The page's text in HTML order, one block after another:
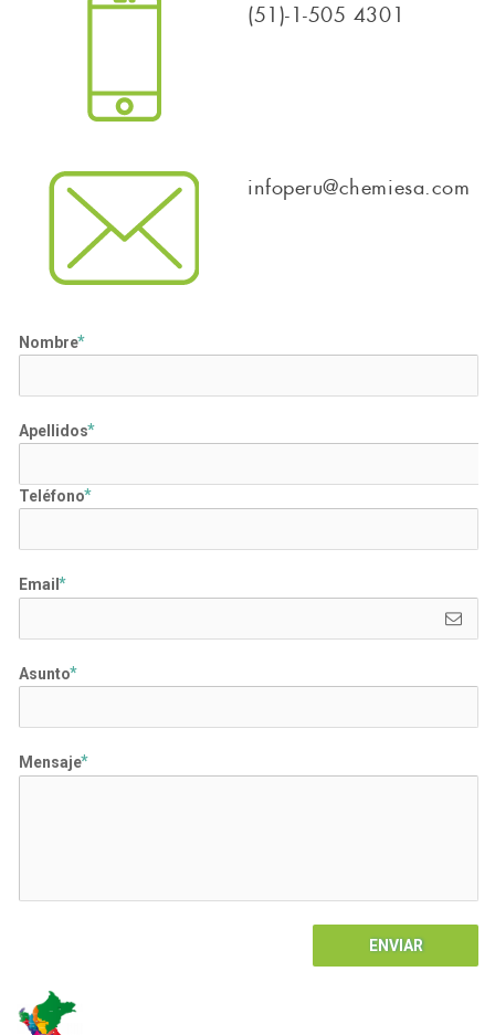
(51)-1-505 4301
infoperu@chemiesa.com
Nombre
Apellidos
Teléfono
Email
Asunto
Mensaje
ENVIAR